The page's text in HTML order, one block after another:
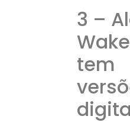
3 –
tem